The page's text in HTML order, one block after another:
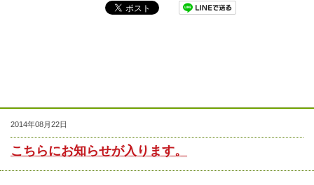
2014年08月22日
こちらにお知らせが入ります。